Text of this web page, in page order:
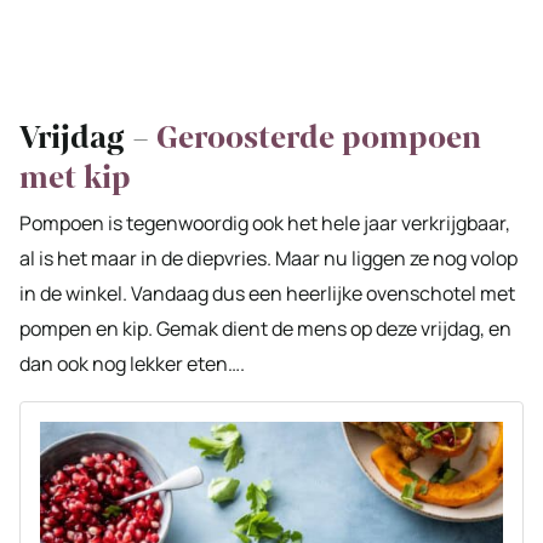
Vrijdag – Geroosterde pompoen
met kip
Pompoen is tegenwoordig ook het hele jaar verkrijgbaar,
al is het maar in de diepvries. Maar nu liggen ze nog volop
in de winkel. Vandaag dus een heerlijke ovenschotel met
pompen en kip. Gemak dient de mens op deze vrijdag, en
dan ook nog lekker eten….